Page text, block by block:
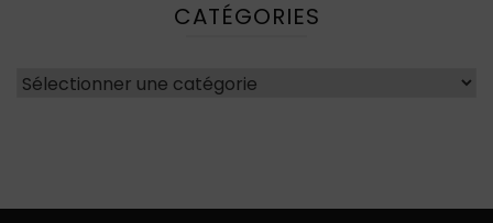
CATÉGORIES
Catégories